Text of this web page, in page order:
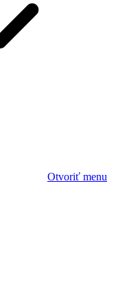
Otvoriť menu